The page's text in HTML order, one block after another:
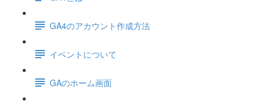
GA4のアカウント作成方法
イベントについて
GAのホーム画面